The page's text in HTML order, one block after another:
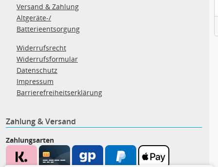
Versand & Zahlung
Altgeräte-/
Batterieentsorgung
Widerrufsrecht
Widerrufsformular
Datenschutz
Impressum
Barrierefreiheitserklärung
Zahlung & Versand
Zahlungsarten